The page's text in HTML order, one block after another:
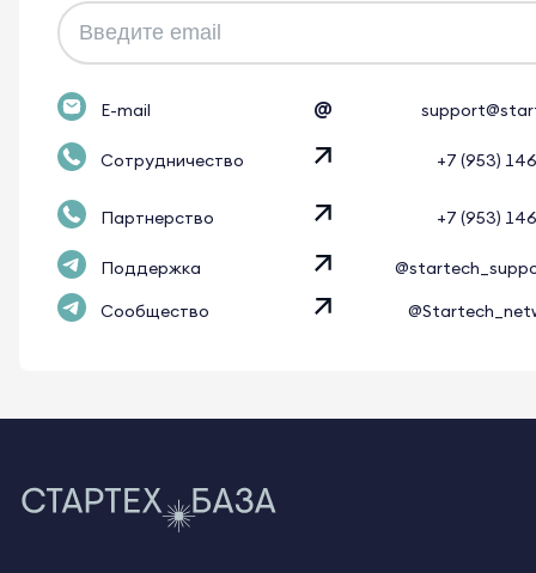
E-mail @
Сотрудничество +7 (953)
Партнерство +7 (953)
Поддержка
Сообщество